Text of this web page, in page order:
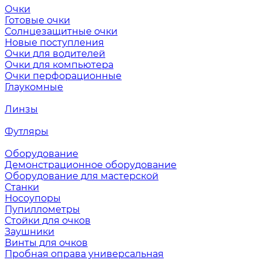
Очки
Готовые очки
Солнцезащитные очки
Новые поступления
Очки для водителей
Очки для компьютера
Очки перфорационные
Глаукомные
Линзы
Футляры
Оборудование
Демонстрационное оборудование
Оборудование для мастерской
Станки
Носоупоры
Пупиллометры
Стойки для очков
Заушники
Винты для очков
Пробная оправа универсальная